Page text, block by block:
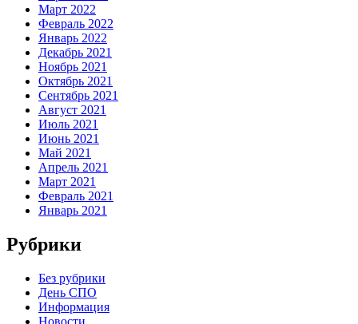
Март 2022
Февраль 2022
Январь 2022
Декабрь 2021
Ноябрь 2021
Октябрь 2021
Сентябрь 2021
Август 2021
Июль 2021
Июнь 2021
Май 2021
Апрель 2021
Март 2021
Февраль 2021
Январь 2021
Рубрики
Без рубрики
День СПО
Информация
Новости